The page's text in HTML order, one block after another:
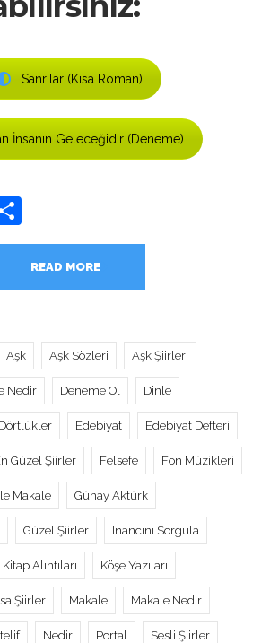
Sanrılar (Kısa Roman)
İnsanın Geleceğidir (Deneme)
READ MORE
Aşk Aşk Sözleri Aşk Şiirleri
Nedir Deneme Ol Dinle
Dörtlükler Edebiyat Edebiyat Defteri
Güzel Şiirler Felsefe Fon Müzikleri
Makale Günay Aktürk
Güzel Şiirler Inancını Sorgula
Kitap Alıntıları Köşe Yazıları
Şiirler Makale Makale Nedir
Nedir Portal Sesli Şiirler